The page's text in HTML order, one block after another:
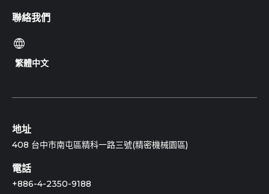
聯絡我們
繁體中文
地址
408 台中市南屯區精科一路三號(精密機械園區)
電話
+886-4-2350-9188